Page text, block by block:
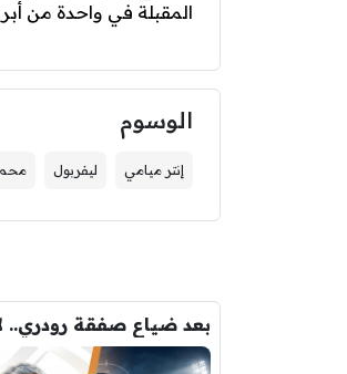
المقبلة في واحدة من
الوسوم
إنتر ميامي ليفربول